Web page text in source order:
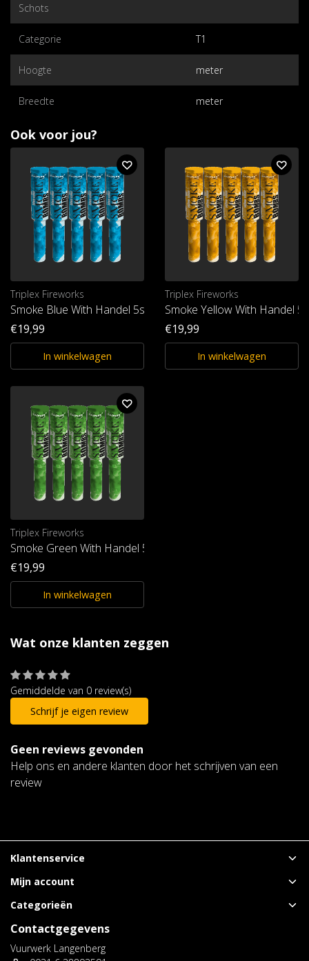
Schots
Categorie T1
Hoogte meter
Breedte meter
Ook voor jou?
Triplex Fireworks
Smoke Blue With Handel 5st. T1
€19,99
In winkelwagen
Triplex Fireworks
Smoke Yellow With Handel
€19,99
In winkelwagen
Triplex Fireworks
Smoke Green With Handel 5st. T1
€19,99
In winkelwagen
Wat onze klanten zeggen
Gemiddelde van 0 review(s)
Schrijf je eigen review
Geen reviews gevonden
Help ons en andere klanten door het schrijven van een
review
Klantenservice
Mijn account
Categorieën
Contactgegevens
Vuurwerk Langenberg